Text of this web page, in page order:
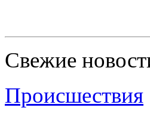
Свежие
Происшествия